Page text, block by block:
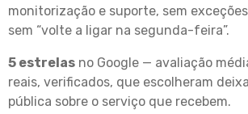
monitorização e suporte, sem
sem “volte a ligar na segunda-feira”.
5 estrelas no Google — avaliação
reais, verificados, que escolheram
pública sobre o serviço que recebem.